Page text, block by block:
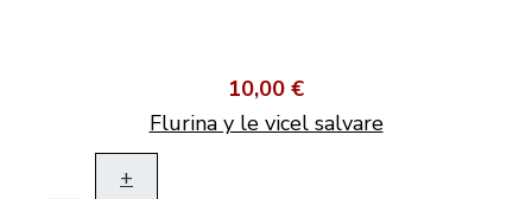
10,00 €
Flurina y le vicel salvare
+